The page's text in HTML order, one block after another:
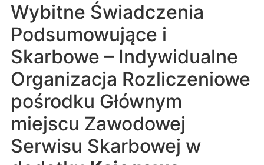
Wybitne Świadczenia
Podsumowujące i
Skarbowe – Indywidualne
Organizacja Rozliczeniowe
pośrodku Głównym
miejscu Zawodowej
Serwisu Skarbowej w